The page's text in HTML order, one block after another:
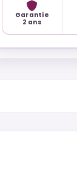
Garantie
2 ans